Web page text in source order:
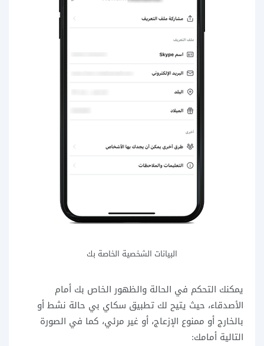
البيانات الشخصية الخاصة بك
يمكنك التحكم في الحالة والظهور الخاص بك أمام
الأصدقاء، حيث يتيح لك تطبيق سكاي بي حالة نشط أو
بالخارج أو ممنوع الإزعاج، أو غير مرئي، كما في الصورة
التالية أمامك: